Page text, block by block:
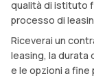
qualità di istituto
processo di
Riceverai un
leasing, la durata
e le opzioni a